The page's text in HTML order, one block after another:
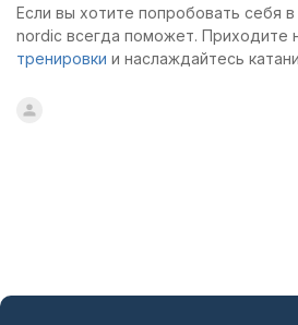
Если вы хотите попробовать себя
nordic всегда поможет. Приходите
тренировки и наслаждайтесь